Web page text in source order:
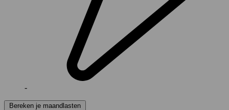
-
Bereken je maandlasten